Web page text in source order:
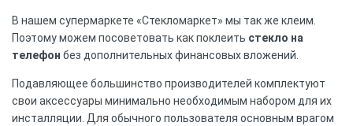
В нашем супермаркете «Стекломаркет» мы так же клеим.
Поэтому можем посоветовать как поклеить стекло на
телефон без дополнительных финансовых вложений.
Подавляющее большинство производителей комплектуют
свои аксессуары минимально необходимым набором для их
инсталляции. Для обычного пользователя основным врагом